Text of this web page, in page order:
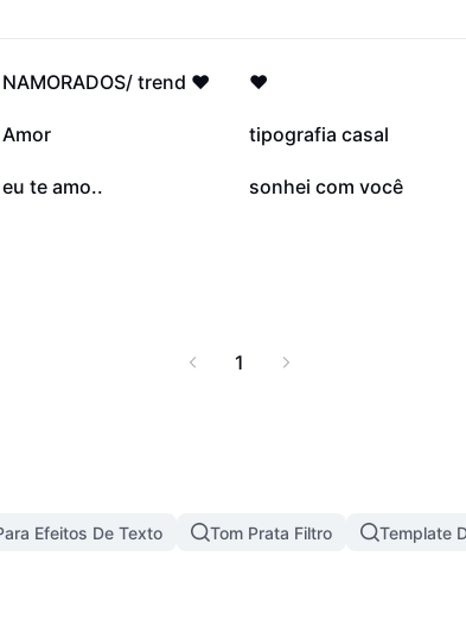
o dia a dia
217,2 mil
NAMORADOS/ trend ❤️ 212,3 mil
❤️
160,8 mil
Amor 86 mil
tipografia casal
21,8 mil
eu te amo.. 8,7 mil
sonhei com você
1
Efeitos De Texto Tom Prata Filtro Template